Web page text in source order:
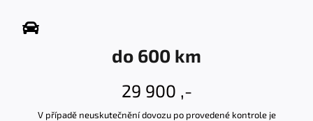
do 600 km
29 900 ,-
V případě neuskutečnění dovozu po provedené kontrole je